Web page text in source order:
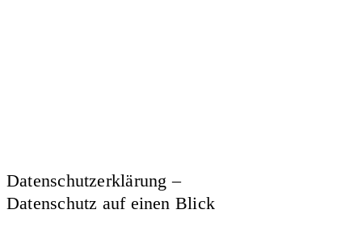
Datenschutzerklärung –
Datenschutz auf einen Blick